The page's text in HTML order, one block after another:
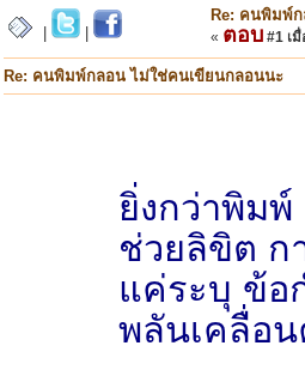
Re: คนพิมพ์
« ตอบ #1 เมื่
Re: คนพิมพ์กลอน ไม่ใช่คนเขียนกลอนนะ
ยิ่งกว่าพิมพ์
ช่วยลิขิต ก
แค่ระบุ ข้อ
พลันเคลื่อ